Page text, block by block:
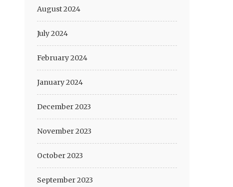
August 2024
July 2024
February 2024
January 2024
December 2023
November 2023
October 2023
September 2023